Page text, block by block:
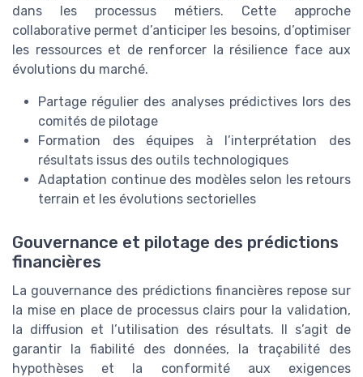
dans les processus métiers. Cette approche
collaborative permet d’anticiper les besoins, d’optimiser
les ressources et de renforcer la résilience face aux
évolutions du marché.
Partage régulier des analyses prédictives lors des
comités de pilotage
Formation des équipes à l’interprétation des
résultats issus des outils technologiques
Adaptation continue des modèles selon les retours
terrain et les évolutions sectorielles
Gouvernance et pilotage des prédictions
financières
La gouvernance des prédictions financières repose sur
la mise en place de processus clairs pour la validation,
la diffusion et l’utilisation des résultats. Il s’agit de
garantir la fiabilité des données, la traçabilité des
hypothèses et la conformité aux exigences